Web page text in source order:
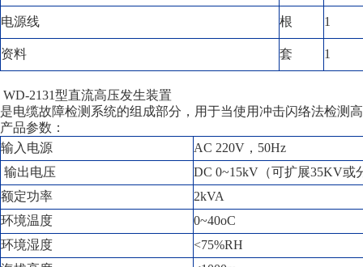
电源线 根 1
资料 套 1
WD-2131型直流高压发生装置
是电缆故障检测系统的组成部分，用于当使用冲击闪络法检测
产品参数：
输入电源
AC 220V，50Hz
输出电压
DC 0~15kV（可扩展35KV或
额定功率
2kVA
环境温度
0~40oC
环境湿度
<75%RH